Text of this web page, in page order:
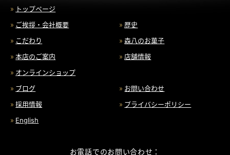
トップページ
ご挨拶・会社概要
歴史
こだわり
森八のお菓子
本店のご案内
店舗情報
オンラインショップ
ブログ
お問い合わせ
採用情報
プライバシーポリシー
English
お電話でのお問い合わせ：